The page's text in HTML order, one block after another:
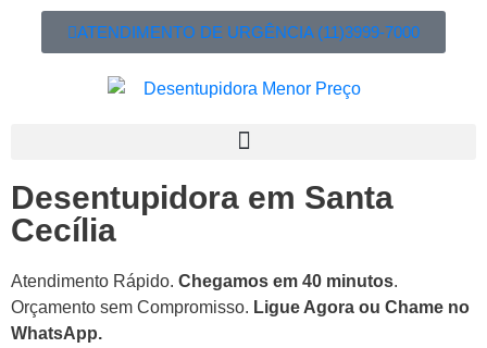
ATENDIMENTO DE URGÊNCIA (11)3999-7000
Desentupidora em Santa
Cecília
Atendimento Rápido. Chegamos em 40 minutos.
Orçamento sem Compromisso. Ligue Agora ou Chame no
WhatsApp.